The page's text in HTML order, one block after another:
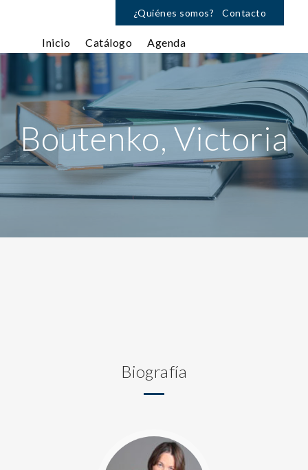
¿Quiénes somos? Contacto
Inicio Catálogo Agenda
Boutenko, Victoria
Biografía